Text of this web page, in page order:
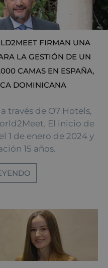
FIRMAN UNA
LA GESTIÓN DE UN
CAMAS EN ESPAÑA,
DOMINICANA
través de O7 Hotels,
El inicio de
1 de enero de 2024 y
15 años.